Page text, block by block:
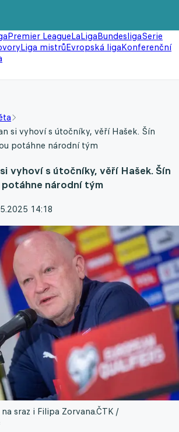
Premier LeagueLaLigaBundesligaSerie
Liga mistrůEvropská ligaKonferenční
si vyhoví s útočníky, věří Hašek. Šín
potáhne národní tým
vyhoví s útočníky, věří Hašek. Šín
národní tým
14:18
sraz i Filipa Zorvana.ČTK /